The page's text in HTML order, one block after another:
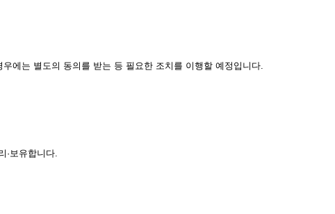
에는 별도의 동의를 받는 등 필요한 조치를 이행할 예정입니다.
보유합니다.